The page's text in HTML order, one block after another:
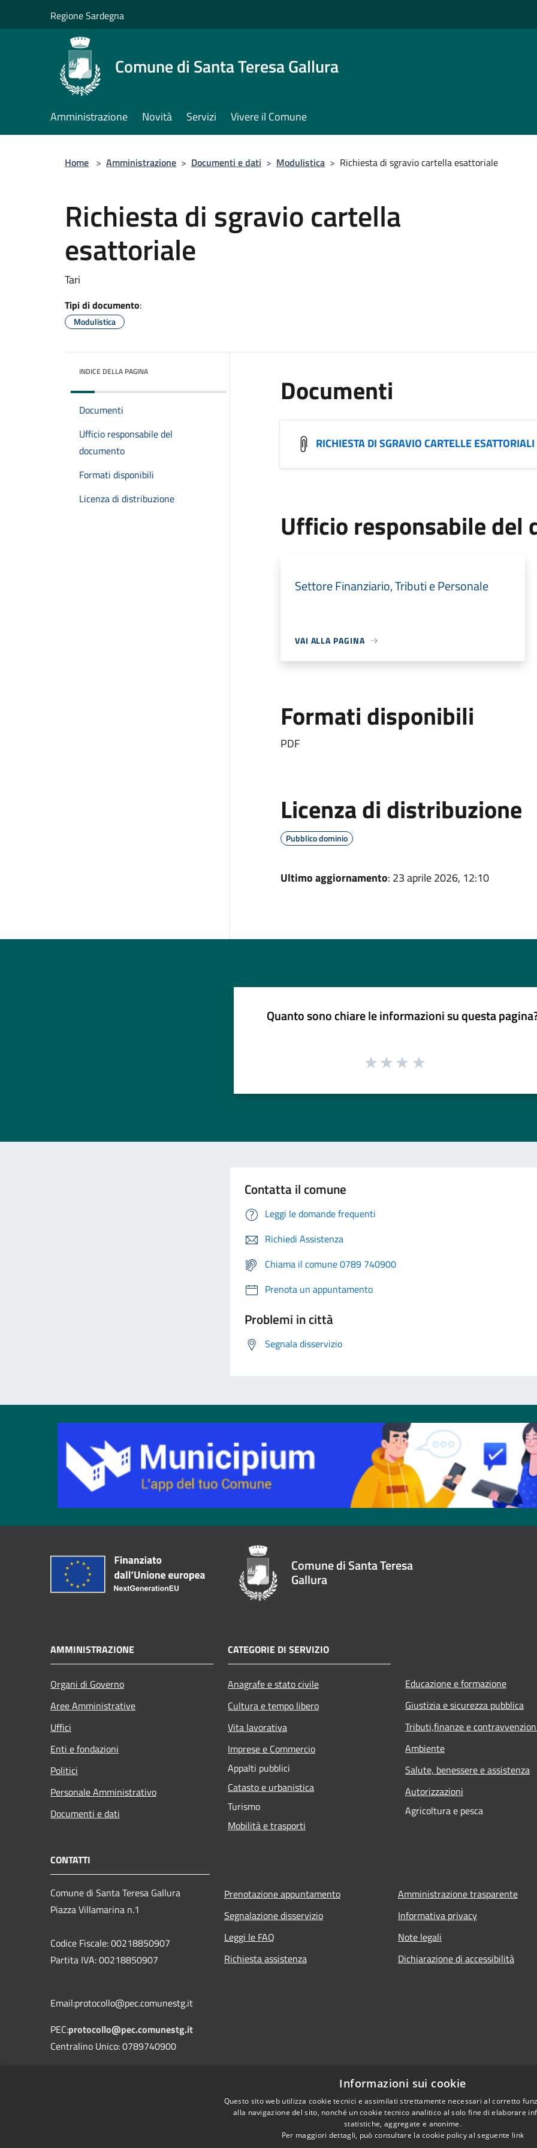
Regione Sardegna
Comune di Santa Teresa Gallura
Amministrazione Novità Servizi Vivere il Comune
Home > Amministrazione > Documenti e dati > Modulistica > Richiesta di sgravio cartella esattoriale
Richiesta di sgravio cartella
esattoriale
Tari
Tipi di documento:
Modulistica
INDICE DELLA PAGINA
Documenti
Ufficio responsabile del
documento
Formati disponibili
Licenza di distribuzione
Documenti
RICHIESTA DI SGRAVIO CARTELLE ESATTORIALI
Ufficio responsabile del
Settore Finanziario, Tributi e Personale
VAI ALLA PAGINA
Formati disponibili
PDF
Licenza di distribuzione
Pubblico dominio
Ultimo aggiornamento: 23 aprile 2026, 12:10
Quanto sono chiare le informazioni su questa
Contatta il comune
Leggi le domande frequenti
Richiedi Assistenza
Chiama il comune 0789 740900
Prenota un appuntamento
Problemi in città
Segnala disservizio
Comune di Santa Teresa
Gallura
AMMINISTRAZIONE
Organi di Governo
Aree Amministrative
Uffici
Enti e fondazioni
Politici
Personale Amministrativo
Documenti e dati
CATEGORIE DI SERVIZIO
Anagrafe e stato civile
Cultura e tempo libero
Vita lavorativa
Imprese e Commercio
Appalti pubblici
Catasto e urbanistica
Turismo
Mobilità e trasporti
Educazione e formazione
Giustizia e sicurezza pubblica
Tributi,finanze e
Ambiente
Salute, benessere e assistenza
Autorizzazioni
Agricoltura e pesca
CONTATTI
Comune di Santa Teresa Gallura
Piazza Villamarina n.1
Codice Fiscale: 00218850907
Partita IVA: 00218850907
Email:protocollo@pec.comunestg.it
PEC:protocollo@pec.comunestg.it
Centralino Unico: 0789740900
Prenotazione appuntamento
Segnalazione disservizio
Leggi le FAQ
Richiesta assistenza
Amministrazione trasparente
Informativa privacy
Note legali
Dichiarazione di accessibilità
Informazioni sui cookie
Questo sito web utilizza cookie tecnici e assimilati strettamente necessari al corretto
alla navigazione del sito, nonché un cookie tecnico analitico al solo fine di elaborare
statistiche, aggregate e anonime.
Per maggiori dettagli, può consultare la cookie policy al seguente link